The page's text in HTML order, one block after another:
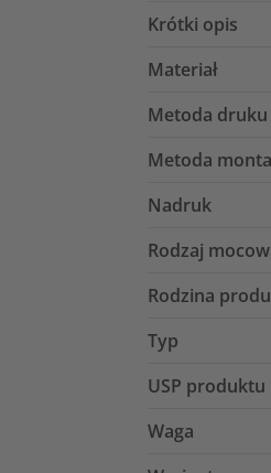
Krótki opis
Materiał
Metoda druku
Metoda
Nadruk
Rodzaj
Rodzina
Typ
USP produktu
Waga